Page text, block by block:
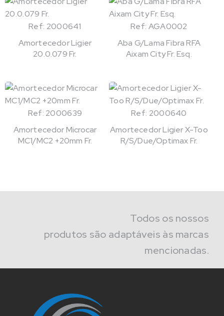
Ref: 2000641
Amortecedor Ligier
20.0.079 Fr.
Ref: AGA0002
Aba G/Lama Fibra RFA
Aixam City Fr. Esq.
Ref: 2000639
Amortecedor Microcar
MC1/MC2 +20mm Fr.
Ref: 2000640
Amortecedor Ligier X-Too
R/S/Due/Optimax Fr.
Todos os nossos
produtos são adaptáveis às marcas
mencionadas.